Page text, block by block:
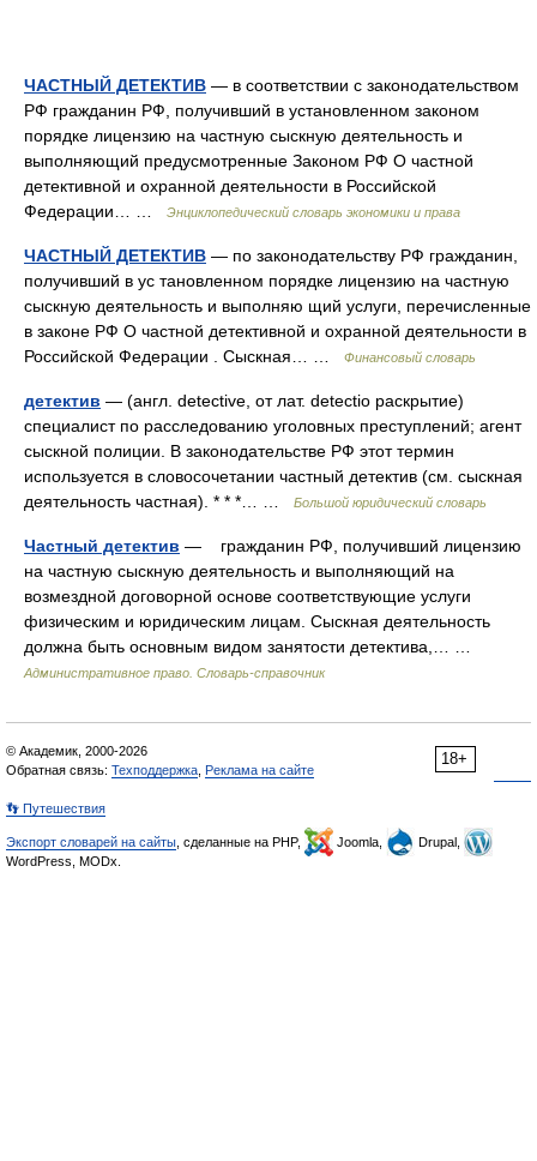
ЧАСТНЫЙ ДЕТЕКТИВ — в соответствии с законодательством
РФ гражданин РФ, получивший в установленном законом
порядке лицензию на частную сыскную деятельность и
выполняющий предусмотренные Законом РФ О частной
детективной и охранной деятельности в Российской
Федерации… …
Энциклопедический словарь экономики и права
ЧАСТНЫЙ ДЕТЕКТИВ — по законодательству РФ гражданин,
получивший в ус тановленном порядке лицензию на частную
сыскную деятельность и выполняю щий услуги, перечисленные
в законе РФ О частной детективной и охранной деятельности в
Российской Федерации . Сыскная… …
Финансовый словарь
детектив — (англ. detective, от лат. detectio раскрытие)
специалист по расследованию уголовных преступлений; агент
сыскной полиции. В законодательстве РФ этот термин
используется в словосочетании частный детектив (см. сыскная
деятельность частная). * * *… …
Большой юридический словарь
Частный детектив — гражданин РФ, получивший лицензию
на частную сыскную деятельность и выполняющий на
возмездной договорной основе соответствующие услуги
физическим и юридическим лицам. Сыскная деятельность
должна быть основным видом занятости детектива,… …
Административное право. Словарь-справочник
18+
© Академик, 2000-2026
Обратная связь: Техподдержка Реклама на сайте
👣 Путешествия
Экспорт словарей на сайты , сделанные на PHP, Joomla,
Drupal,
WordPress, MODx.